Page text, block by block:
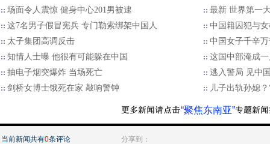
场面令人震惊 健身中心201男被逮
最新 世界第一
这7名男子假冒宪兵 专门勒索绑架中国人
中国籍囚犯与
太子集团高调反击
中国女子千辛
知情人士曝 他很有可能躲在中国
这国中部淹成
抽电子烟突爆炸 当场死亡
逃入警局 见中
剑桥女博士饿死在家 敲响警钟
儿子出轨孙媳
“聚焦东南亚”
当前新闻共有0条评论 分享到：